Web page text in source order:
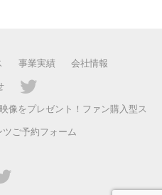
事業実績 会社情報
像をプレゼント！ファン購入型ス
ご予約フォーム
twitter